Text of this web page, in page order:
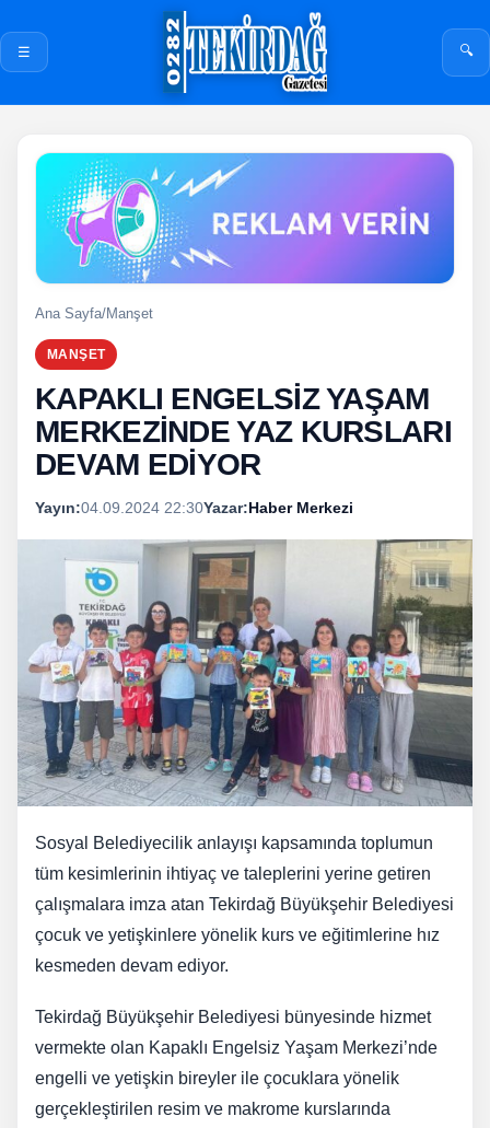
☰ 🔍
Ana Sayfa/Manşet
MANŞET
KAPAKLI ENGELSİZ YAŞAM
MERKEZİNDE YAZ KURSLARI
DEVAM EDİYOR
Yayın:04.09.2024 22:30Yazar:Haber Merkezi
Sosyal Belediyecilik anlayışı kapsamında toplumun
tüm kesimlerinin ihtiyaç ve taleplerini yerine getiren
çalışmalara imza atan Tekirdağ Büyükşehir Belediyesi
çocuk ve yetişkinlere yönelik kurs ve eğitimlerine hız
kesmeden devam ediyor.
Tekirdağ Büyükşehir Belediyesi bünyesinde hizmet
vermekte olan Kapaklı Engelsiz Yaşam Merkezi’nde
engelli ve yetişkin bireyler ile çocuklara yönelik
gerçekleştirilen resim ve makrome kurslarında